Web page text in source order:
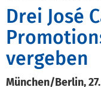
Drei José
vergeben
München/Berlin,